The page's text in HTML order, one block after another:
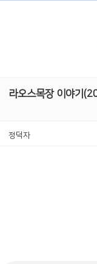
라오스목장 이야기
정덕자